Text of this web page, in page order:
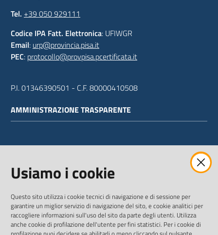
Tel. +39 050 929111
Codice IPA Fatt. Elettronica: UFIWGR
Email: urp@provincia.pisa.it
PEC: protocollo@provpisa.pcertificata.it
P.I. 01346390501 - C.F. 80000410508
AMMINISTRAZIONE TRASPARENTE
SEGUICI SU
TwitterFacebookYoutube
Usiamo i cookie
Questo sito utilizza i cookie tecnici di navigazione e di sessione per
garantire un miglior servizio di navigazione del sito, e cookie analitici per
raccogliere informazioni sull'uso del sito da parte degli utenti. Utilizza
anche cookie di profilazione dell'utente per fini statistici. Per i cookie di